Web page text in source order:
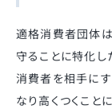
適格消費者団体
守ることに特化し
消費者を相手に
なり高くつくこと